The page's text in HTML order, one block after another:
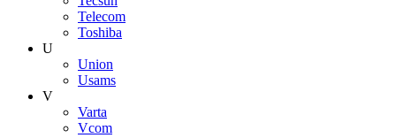
Telecom
Toshiba
U
Union
Usams
V
Varta
Vcom